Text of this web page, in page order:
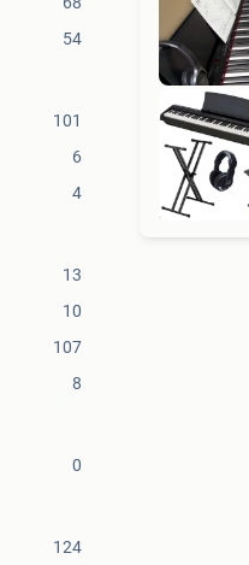
54
101
6
4
13
10
107
8
0
124